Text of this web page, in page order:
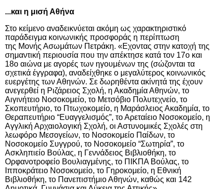
...και η μισή Αθήνα
Στο κείμενο αναδεικνύεται ακόμη ως χαρακτηριστικό
παράδειγμα κοινωνικής προσφοράς η περίπτωση
της Μονής Ασωμάτων Πετράκη. «Εχοντας στην κατοχή της
σημαντική περιουσία που την απέκτησε κατά τον 17ο και
18ο αιώνα με αγορές των ηγουμένων της (σώζονται τα
σχετικά έγγραφα), αναδείχθηκε ο μεγαλύτερος κοινωνικός
ευεργέτης των Αθηνών. Σε δωρηθέντα ακίνητά της έχουν
ανεγερθεί η Ριζάρειος Σχολή, η Ακαδημία Αθηνών, το
Αιγινήτειο Νοσοκομείο, το Μετσόβιο Πολυτεχνείο, το
Σκοπευτήριο, το Πτωχοκομείο, η Μαράσλειος Ακαδημία, το
Θεραπευτήριο “Ευαγγελισμός”, το Αρεταίειο Νοσοκομείο, η
Αγγλική Αρχαιολογική Σχολή, οι Αστυνομικές Σχολές στη
λεωφόρο Μεσογείων, το Νοσοκομείο Παίδων, το
Νοσοκομείο Συγγρού, το Νοσοκομείο “Σωτηρία”, το
Ασκληπιείο Βούλας, η Γεννάδειος Βιβλιοθήκη, το
Ορφανοτροφείο Βουλιαγμένης, το ΠΙΚΠΑ Βούλας, το
Ιπποκράτειο Νοσοκομείο, το Γηροκομείο, η Εθνική
Βιβλιοθήκη, το Πανεπιστήμιο Αθηνών, καθώς και 142